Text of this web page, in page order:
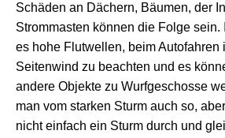
Schäden an Dächern, Bäumen, der
Strommasten können die Folge sein.
es hohe Flutwellen, beim Autofahren
Seitenwind zu beachten und es
andere Objekte zu Wurfgeschosse
man vom starken Sturm auch so,
nicht einfach ein Sturm durch und